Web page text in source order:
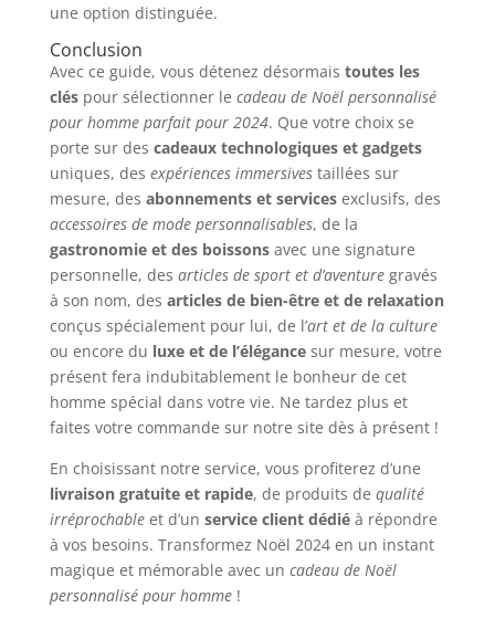
une option distinguée.
Conclusion
Avec ce guide, vous détenez désormais toutes les
cléspour sélectionner le cadeau de Noël personnalisé
pour homme parfait pour 2024. Que votre choix se
porte sur des cadeaux technologiques et gadgets
uniques, des expériences immersivestaillées sur
mesure, des abonnements et servicesexclusifs, des
accessoires de mode personnalisables, de la
gastronomie et des boissonsavec une signature
personnelle, des articles de sport et d’aventuregravés
à son nom, des articles de bien-être et de relaxation
conçus spécialement pour lui, de l’art et de la culture
ou encore du luxe et de l’élégancesur mesure, votre
présent fera indubitablement le bonheur de cet
homme spécial dans votre vie. Ne tardez plus et
faites votre commande sur notre site dès à présent !
En choisissant notre service, vous profiterez d’une
livraison gratuite et rapide, de produits de qualité
irréprochableet d’un service client dédiéà répondre
à vos besoins. Transformez Noël 2024 en un instant
magique et mémorable avec un cadeau de Noël
personnalisé pour homme!